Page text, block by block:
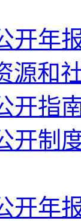
开年
源和
开指
开制
开年